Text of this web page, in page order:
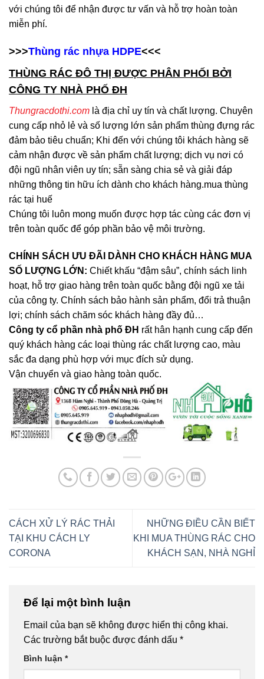
với chúng tôi để nhận được tư vấn và hỗ trợ hoàn toàn
miễn phí.
>>>Thùng rác nhựa HDPE<<<
THÙNG RÁC ĐÔ THỊ ĐƯỢC PHÂN PHỐI BỞI
CÔNG TY NHÀ PHỐ ĐH
Thungracdothi.com là địa chỉ uy tín và chất lượng. Chuyên
cung cấp nhỏ lẻ và số lượng lớn sản phẩm thùng đựng rác
đảm bảo tiêu chuẩn; Khi đến với chúng tôi khách hàng sẽ
cảm nhận được về sản phẩm chất lượng; dịch vụ nơi có
đội ngũ nhân viên uy tín; sẵn sàng chia sẻ và giải đáp
những thông tin hữu ích dành cho khách hàng.mua thùng
rác tại huế
Chúng tôi luôn mong muốn được hợp tác cùng các đơn vị
trên toàn quốc để góp phần bảo vệ môi trường.
CHÍNH SÁCH ƯU ĐÃI DÀNH CHO KHÁCH HÀNG MUA
SỐ LƯỢNG LỚN: Chiết khấu “đậm sâu”, chính sách linh
hoạt, hỗ trợ giao hàng trên toàn quốc bằng đội ngũ xe tải
của công ty. Chính sách bảo hành sản phẩm, đổi trả thuận
lợi; chính sách chăm sóc khách hàng đầy đủ…
Công ty cổ phần nhà phố ĐH rất hân hạnh cung cấp đến
quý khách hàng các loại thùng rác chất lượng cao, màu
sắc đa dạng phù hợp với mục đích sử dụng.
Vận chuyển và giao hàng toàn quốc.
CÁCH XỬ LÝ RÁC THẢI
TẠI KHU CÁCH LY
CORONA
NHỮNG ĐIỀU CẦN BIẾT
KHI MUA THÙNG RÁC CHO
KHÁCH SẠN, NHÀ NGHỈ
Để lại một bình luận
Email của bạn sẽ không được hiển thị công khai.
Các trường bắt buộc được đánh dấu *
Bình luận *